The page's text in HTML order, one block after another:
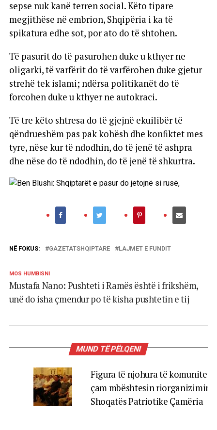
sepse nuk kanë terren social. Këto tipare
megjithëse në embrion, Shqipëria i ka të
spikatura edhe sot, por ato do të shtohen.
Të pasurit do të pasurohen duke u kthyer ne
oligarki, të varfërit do të varfërohen duke gjetur
strehë tek islami; ndërsa politikanët do të
forcohen duke u kthyer ne autokraci.
Të tre këto shtresa do të gjejnë ekuilibër të
qëndrueshëm pas pak kohësh dhe konfiktet mes
tyre, nëse kur të ndodhin, do të jenë të ashpra
dhe nëse do të ndodhin, do të jenë të shkurtra.
NË FOKUS: GAZETATSHQIPTARE LAJMET E FUNDIT
MOS HUMBISNI
Mustafa Nano: Pushteti i Ramës është i frikshëm,
unë do isha çmendur po të kisha pushtetin e tij
MUND TË PËLQENI
Figura të njohura të komunitetit
çam mbështesin riorganizimin e
Shoqatës Patriotike Çamëria